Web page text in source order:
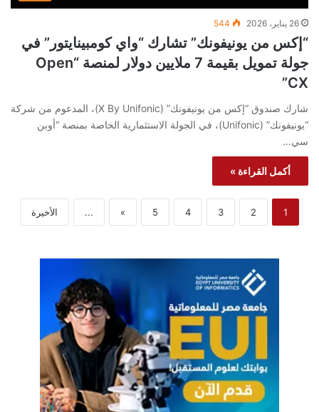
26 يناير، 2026 544
“إكس من يونيفونك” تشارك “واي كومبينايتور” في
جولة تمويل بقيمة 7 ملايين دولار لمنصة “Open
CX”
شارك صندوق “إكس من يونيفونك” (X By Unifonic)، المدعوم من شركة
“يونيفونك” (Unifonic)، في الجولة الاستثمارية الخاصة بمنصة “أوبن
سي…
أكمل القراءة »
1
2
3
4
5
»
... الأخيرة